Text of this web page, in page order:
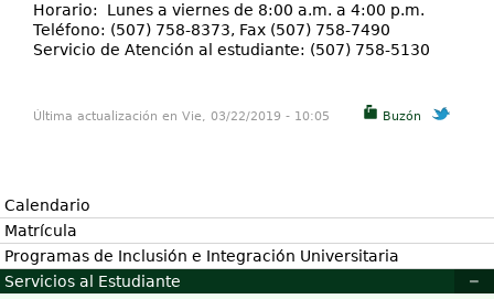
Horario: Lunes a viernes de 8:00 a.m. a 4:00 p.m.
Teléfono: (507) 758-8373, Fax (507) 758-7490
Servicio de Atención al estudiante: (507) 758-5130
Buzón
Última actualización en Vie, 03/22/2019 - 10:05
Calendario
Matrícula
Programas de Inclusión e Integración Universitaria
Servicios al Estudiante